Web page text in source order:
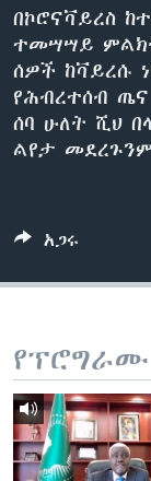
ቋንቋዎች
በኮሮናቫይረስ
ተመሣሣይ
ሰዎች ከቫይረሱ
የሕብረተሰብ
ሰባ ሁለት ሺህ
ልየታ
አጋሩ